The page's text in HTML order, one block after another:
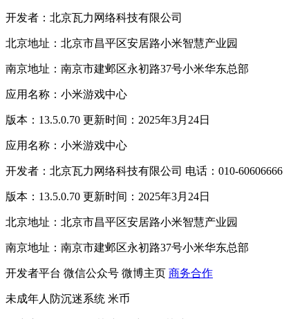
开发者：北京瓦力网络科技有限公司
北京地址：北京市昌平区安居路小米智慧产业园
南京地址：南京市建邺区永初路37号小米华东总部
应用名称：小米游戏中心
版本：13.5.0.70 更新时间：2025年3月24日
应用名称：小米游戏中心
开发者：北京瓦力网络科技有限公司 电话：010-60606666
版本：13.5.0.70 更新时间：2025年3月24日
北京地址：北京市昌平区安居路小米智慧产业园
南京地址：南京市建邺区永初路37号小米华东总部
开发者平台 微信公众号 微博主页 商务合作
未成年人防沉迷系统 米币